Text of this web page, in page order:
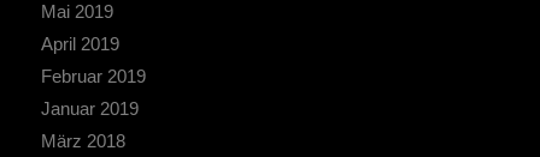
Mai 2019
April 2019
Februar 2019
Januar 2019
März 2018